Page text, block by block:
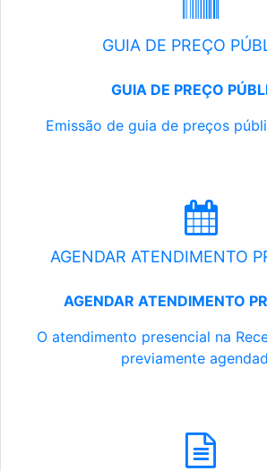
GUIA DE PREÇO
GUIA DE PREÇO
Emissão de guia de preços
AGENDAR ATENDIMENTO
AGENDAR ATENDIMENTO
O atendimento presencial na
previamente